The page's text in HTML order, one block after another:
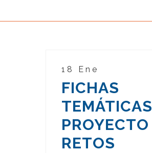
18 Ene
FICHAS
TEMÁTICAS
PROYECTO
RETOS